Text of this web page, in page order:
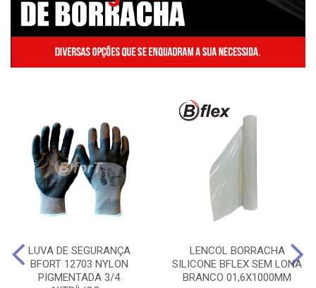
LUVA DE SEGURANÇA
BFORT 12703 NYLON
PIGMENTADA 3/4
LENCOL BORRACHA
SILICONE BFLEX SEM LONA
BRANCO 01,6X1000MM